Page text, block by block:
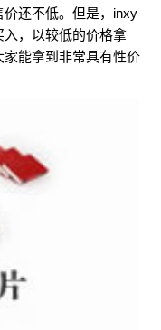
还不低。但是，inxy
，以较低的价格拿
能拿到非常具有性价